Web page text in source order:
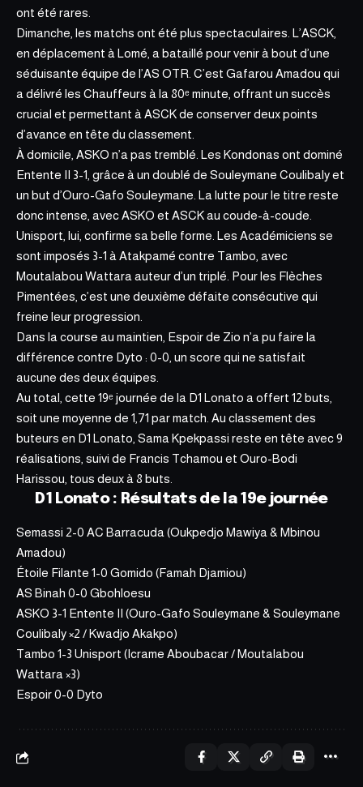
ont été rares.
Dimanche, les matchs ont été plus spectaculaires. L’ASCK,
en déplacement à Lomé, a bataillé pour venir à bout d’une
séduisante équipe de l’AS OTR. C’est Gafarou Amadou qui
a délivré les Chauffeurs à la 80ᵉ minute, offrant un succès
crucial et permettant à ASCK de conserver deux points
d’avance en tête du classement.
À domicile, ASKO n’a pas tremblé. Les Kondonas ont dominé
Entente II 3-1, grâce à un doublé de Souleymane Coulibaly et
un but d’Ouro-Gafo Souleymane. La lutte pour le titre reste
donc intense, avec ASKO et ASCK au coude-à-coude.
Unisport, lui, confirme sa belle forme. Les Académiciens se
sont imposés 3-1 à Atakpamé contre Tambo, avec
Moutalabou Wattara auteur d’un triplé. Pour les Flèches
Pimentées, c’est une deuxième défaite consécutive qui
freine leur progression.
Dans la course au maintien, Espoir de Zio n’a pu faire la
différence contre Dyto : 0-0, un score qui ne satisfait
aucune des deux équipes.
Au total, cette 19ᵉ journée de la D1 Lonato a offert 12 buts,
soit une moyenne de 1,71 par match. Au classement des
buteurs en D1 Lonato, Sama Kpekpassi reste en tête avec 9
réalisations, suivi de Francis Tchamou et Ouro-Bodi
Harissou, tous deux à 8 buts.
D1 Lonato : Résultats de la 19e journée
Semassi 2-0 AC Barracuda (Oukpedjo Mawiya & Mbinou
Amadou)
Étoile Filante 1-0 Gomido (Famah Djamiou)
AS Binah 0-0 Gbohloesu
ASKO 3-1 Entente II (Ouro-Gafo Souleymane & Souleymane
Coulibaly ×2 / Kwadjo Akakpo)
Tambo 1-3 Unisport (Icrame Aboubacar / Moutalabou
Wattara ×3)
Espoir 0-0 Dyto